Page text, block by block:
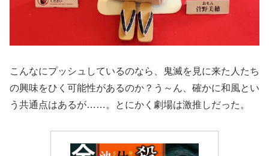
こんなにプッシュしているのなら、鬼滅を見に来た人たち
の興味をひく可能性があるのか？う～ん、確かに和風とい
う共通点はあるが……。とにかく劇場は激推しだった。